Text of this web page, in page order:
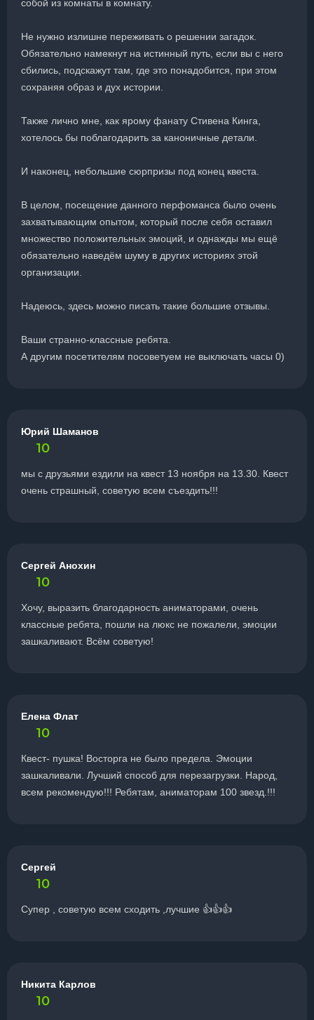
собой из комнаты в комнату.
Не нужно излишне переживать о решении загадок.
Обязательно намекнут на истинный путь, если вы с него
сбились, подскажут там, где это понадобится, при этом
сохраняя образ и дух истории.
Также лично мне, как ярому фанату Стивена Кинга,
хотелось бы поблагодарить за каноничные детали.
И наконец, небольшие сюрпризы под конец квеста.
В целом, посещение данного перфоманса было очень
захватывающим опытом, который после себя оставил
множество положительных эмоций, и однажды мы ещё
обязательно наведём шуму в других историях этой
организации.
Надеюсь, здесь можно писать такие большие отзывы.
Ваши странно-классные ребята.
А другим посетителям посоветуем не выключать часы 0)
Юрий Шаманов
10
мы с друзьями ездили на квест 13 ноября на 13.30. Квест
очень страшный, советую всем съездить!!!
Сергей Анохин
10
Хочу, выразить благодарность аниматорами, очень
классные ребята, пошли на люкс не пожалели, эмоции
зашкаливают. Всём советую!
Елена Флат
10
Квест- пушка! Восторга не было предела. Эмоции
зашкаливали. Лучший способ для перезагрузки. Народ,
всем рекомендую!!! Ребятам, аниматорам 100 звезд.!!!
Сергей
10
Супер , советую всем сходить ,лучшие 👍👍👍
Никита Карлов
10